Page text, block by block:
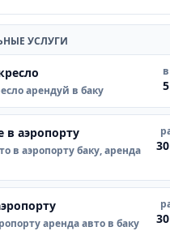
УСЛУГИ
арендуй в баку
в аэропорту
в аэропорту баку, аренда
аренда авто в баку